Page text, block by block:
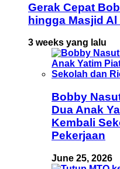
Gerak Cepat
hingga Masjid
3 weeks yang lalu
Bobby
Dua Anak
Kembali
Pekerjaan
June 25, 2026